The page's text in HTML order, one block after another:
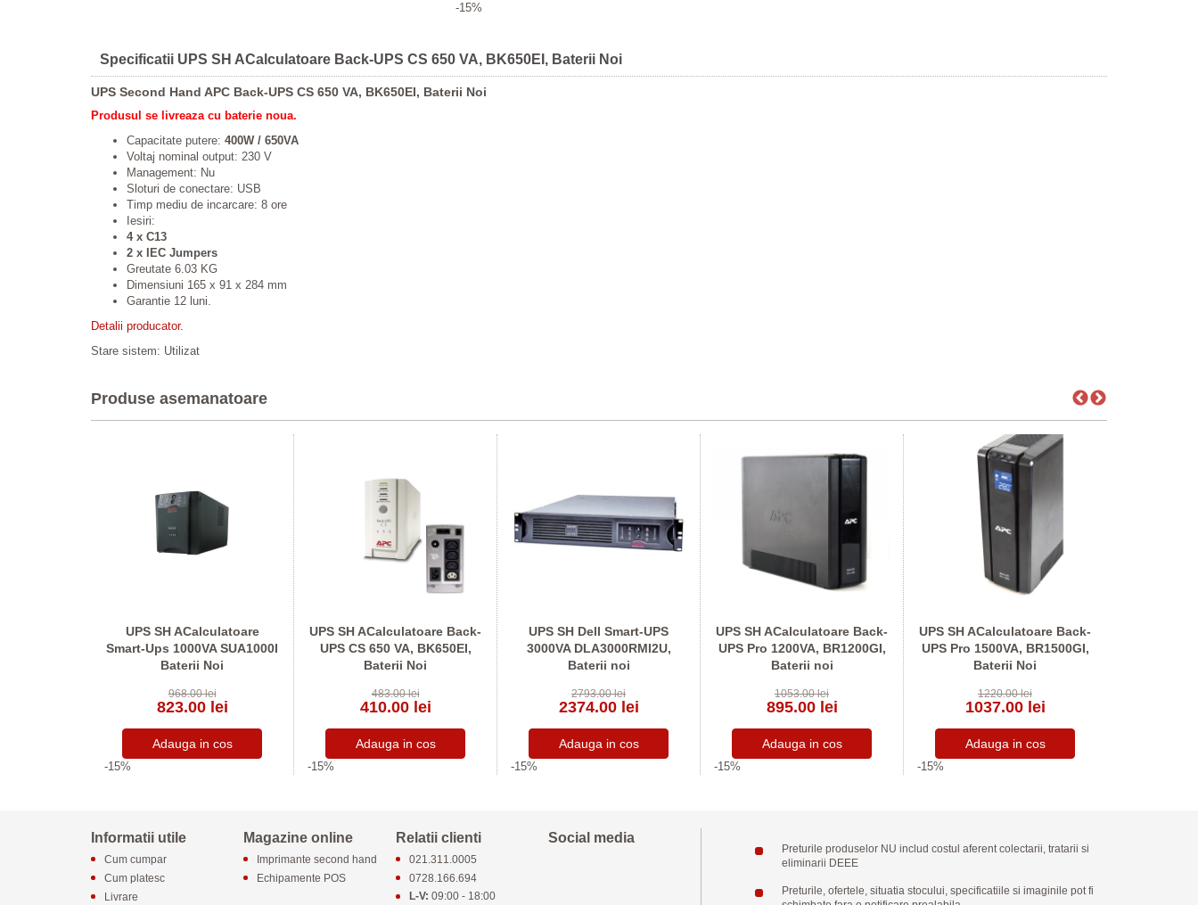
-15%
Specificatii UPS SH ACalculatoare Back-UPS CS 650 VA, BK650EI, Baterii Noi
UPS Second Hand APC Back-UPS CS 650 VA, BK650EI, Baterii Noi
Produsul se livreaza cu baterie noua.
Capacitate putere: 400W / 650VA
Voltaj nominal output: 230 V
Management: Nu
Sloturi de conectare: USB
Timp mediu de incarcare: 8 ore
Iesiri:
4 x C13
2 x IEC Jumpers
Greutate 6.03 KG
Dimensiuni 165 x 91 x 284 mm
Garantie 12 luni.
Detalii producator.
Stare sistem: Utilizat
Produse asemanatoare
UPS SH ACalculatoare
Smart-Ups 1000VA SUA1000I
Baterii Noi
968.00 lei
823.00 lei
-15%
UPS SH ACalculatoare Back-
UPS CS 650 VA, BK650EI,
Baterii Noi
483.00 lei
410.00 lei
-15%
UPS SH Dell Smart-UPS
3000VA DLA3000RMI2U,
Baterii noi
2793.00 lei
2374.00 lei
-15%
UPS SH ACalculatoare Back-
UPS Pro 1200VA, BR1200GI,
Baterii noi
1053.00 lei
895.00 lei
-15%
UPS SH ACalculatoare Back-
UPS Pro 1500VA, BR1500GI,
Baterii Noi
1220.00 lei
1037.00 lei
-15%
Informatii utile
Cum cumpar
Cum platesc
Livrare
Magazine online
Imprimante second hand
Echipamente POS
Relatii clienti
021.311.0005
0728.166.694
L-V: 09:00 - 18:00
Social media
Preturile produselor NU includ costul aferent colectarii, tratarii si
eliminarii DEEE
Preturile, ofertele, situatia stocului, specificatiile si imaginile pot fi